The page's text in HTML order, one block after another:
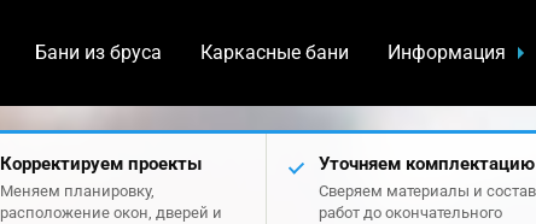
Бани из бруса Каркасные бани Информация
Корректируем проекты
Меняем планировку,
расположение окон, дверей и
Уточняем комплектацию
Сверяем материалы и состав
работ до окончательного